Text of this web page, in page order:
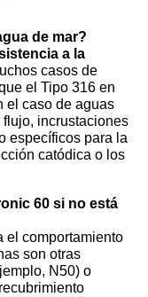
de mar?
a la
casos de
el Tipo 316 en
el caso de aguas
incrustaciones
específicos para la
catódica o los
60 si no está
el comportamiento
son otras
N50) o